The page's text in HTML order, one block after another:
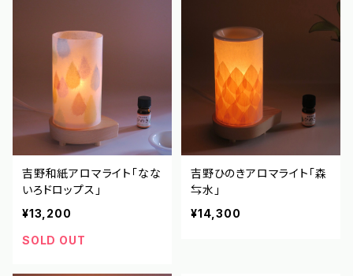
吉野和紙アロマライト「なな
いろドロップス」
¥13,200
SOLD OUT
吉野ひのきアロマライト「森
⇆水」
¥14,300